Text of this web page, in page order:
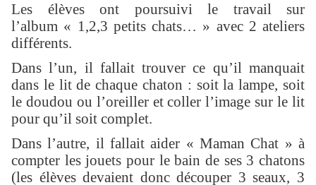
Les élèves ont poursuivi le travail sur
l’album « 1,2,3 petits chats… » avec 2 ateliers
différents.
Dans l’un, il fallait trouver ce qu’il manquait
dans le lit de chaque chaton : soit la lampe, soit
le doudou ou l’oreiller et coller l’image sur le lit
pour qu’il soit complet.
Dans l’autre, il fallait aider « Maman Chat » à
compter les jouets pour le bain de ses 3 chatons
(les élèves devaient donc découper 3 seaux, 3